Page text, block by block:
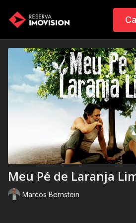
Meu Pé de Laranja
Marcos Bernstein